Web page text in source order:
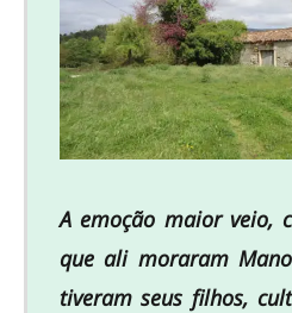
A emoção maior veio,
que ali moraram
tiveram seus filhos,